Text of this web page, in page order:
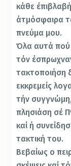
κάθε
άτμόσφαιρα
πνεύμα μου.
Όλα αυτά πού
τόν
τακτοποιήση
εκκρεμείς
τήν συγγνώμη,
πλησιάση σέ
καί ή
τακτι­κή του.
Βεβαίως ο